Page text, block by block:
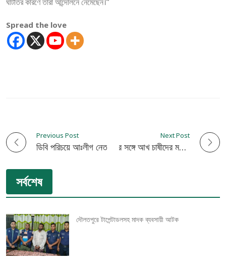
Spread the love
P
o
t
n
a
Previous Post
ডিবি পরিচয়ে আঃলীগ নেতা অপহরণ, অর্ধকোটি টাকা মুক্তিপণ দাবিঃ গোপালগঞ্জ থেকে উদ্ধার
Next Post
কুষ্টিয়া সুগার মিলের এমডির সঙ্গে আখ চাষীদের মতবিনিময় সভা
সর্বশেষ
দৌলতপুরে টাপেন্টাডলসহ মাদক ব্যবসায়ী আটক